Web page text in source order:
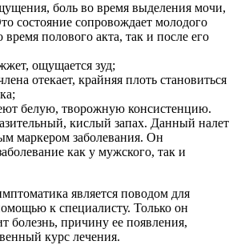
боль во время выделения мочи,
состояние сопровождает молодого
время полового акта, так и после его
ощущается зуд;
отекает, крайняя плоть становиться
белую, творожную консистенцию.
кислый запах. Данный налет
маркером заболевания. Он
как у мужского, так и
является поводом для
к специалисту. Только он
болезнь, причину ее появления,
курс лечения.